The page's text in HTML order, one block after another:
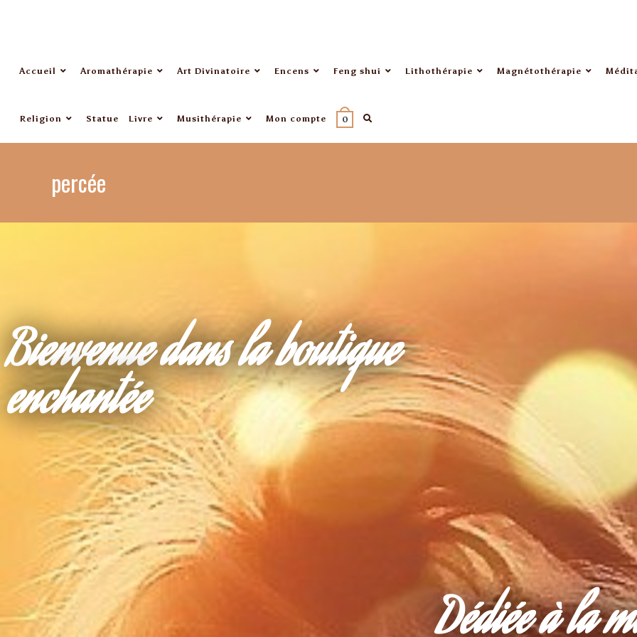
Accueil Aromathérapie Art Divinatoire Encens Feng shui Lithothérapie Magnétothérapie
Religion Statue Livre Musithérapie Mon compte 0
percée
Bienvenue dans la boutique
enchantée